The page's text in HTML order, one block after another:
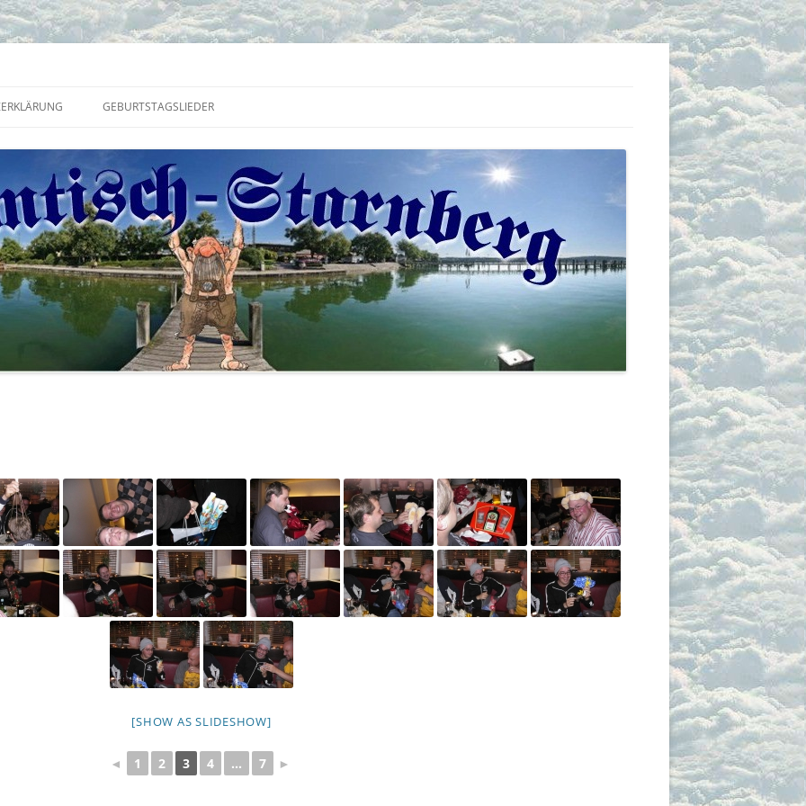
Inhalt
GEBURTSTAGSLIEDER
[SHOW AS SLIDESHOW]
◄ 1 2 3 4 ... 7 ►